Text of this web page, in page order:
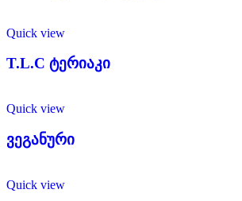
Quick view
T.L.C ტერიაკი
Quick view
ვეგანური
Quick view